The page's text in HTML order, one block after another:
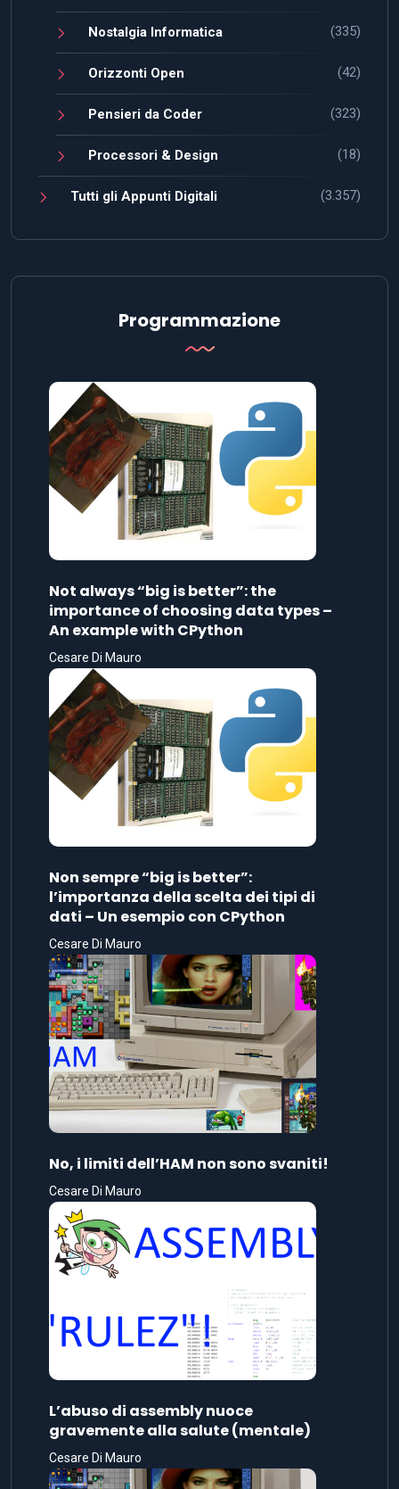
Nostalgia Informatica (335)
Orizzonti Open (42)
Pensieri da Coder (323)
Processori & Design (18)
Tutti gli Appunti Digitali (3.357)
Programmazione
Not always “big is better”: the
importance of choosing data types –
An example with CPython
Cesare Di Mauro
Non sempre “big is better”:
l’importanza della scelta dei tipi di
dati – Un esempio con CPython
Cesare Di Mauro
No, i limiti dell’HAM non sono svaniti!
Cesare Di Mauro
L’abuso di assembly nuoce
gravemente alla salute (mentale)
Cesare Di Mauro